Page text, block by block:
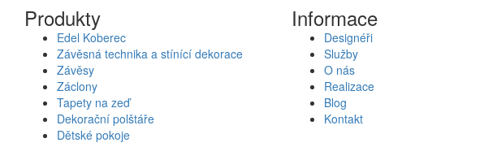
Produkty
Edel Koberec
Závěsná technika a stínící dekorace
Závěsy
Záclony
Tapety na zeď
Dekorační polštáře
Dětské pokoje
Informace
Designéři
Služby
O nás
Realizace
Blog
Kontakt